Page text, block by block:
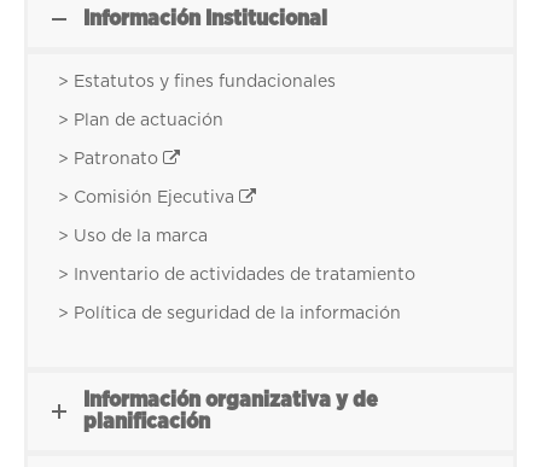
Información Institucional
> Estatutos y fines fundacionales
> Plan de actuación
> Patronato
> Comisión Ejecutiva
> Uso de la marca
> Inventario de actividades de tratamiento
> Política de seguridad de la información
Información organizativa y de
planificación